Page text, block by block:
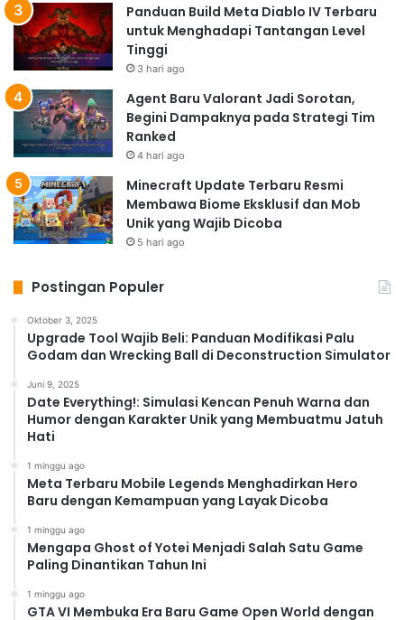
memastikan bahwa setiap pertarungan terasa segar
dan menantang, tidak pernah membosankan.
Evolusi Grafis dan
Gameplay Sepanjang Seri
Sepanjang sejarahnya, Samurai Shodown telah
mengalami evolusi grafis dan gameplay yang
signifikan. Dari grafis 2D sprite yang khas di era arkade
hingga grafis 3D yang lebih modern di iterasi terbaru,
Samurai Shodown terus beradaptasi dengan teknologi
terkini tanpa meninggalkan esensi gameplay inti yang
peningkatan yang dramatis, fokus pada duel satu
lawan satu yang intens dan sistem pertarungan yang
unik tetap dipertahankan, memastikan bahwa
pengalaman inti Samurai Shodown tetap konsisten
sepanjang seri. Perubahan ini juga mencakup
penambahan fitur dan mekanisme baru yang
memperkaya gameplay, tanpa menghilangkan elemen
oleh penggemar.
Dari 2D ke 3D: Menjaga Esensi di
Tengah Perubahan
Perubahan dari grafis 2D ke 3D merupakan tantangan
berhasil menjaga esensi gameplay-nya di tengah
Panduan Build Meta Diablo IV Terbaru
untuk Menghadapi Tantangan Level
Tinggi
3 hari ago
Agent Baru Valorant Jadi Sorotan,
Begini Dampaknya pada Strategi Tim
Ranked
4 hari ago
Minecraft Update Terbaru Resmi
Membawa Biome Eksklusif dan Mob
Unik yang Wajib Dicoba
5 hari ago
Postingan Populer
Oktober 3, 2025
Upgrade Tool Wajib Beli: Panduan Modifikasi Palu
Godam dan Wrecking Ball di Deconstruction Simulator
Juni 9, 2025
Date Everything!: Simulasi Kencan Penuh Warna dan
Humor dengan Karakter Unik yang Membuatmu Jatuh
Hati
1 minggu ago
Meta Terbaru Mobile Legends Menghadirkan Hero
Baru dengan Kemampuan yang Layak Dicoba
1 minggu ago
Mengapa Ghost of Yotei Menjadi Salah Satu Game
Paling Dinantikan Tahun Ini
1 minggu ago
GTA VI Membuka Era Baru Game Open World dengan